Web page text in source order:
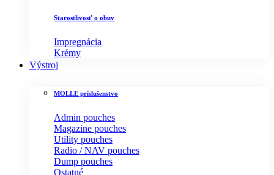
Starostlivosť o obuv
Impregnácia
Krémy
Výstroj
MOLLE príslušenstvo
Admin pouches
Magazine pouches
Utility pouches
Radio / NAV pouches
Dump pouches
Ostatné